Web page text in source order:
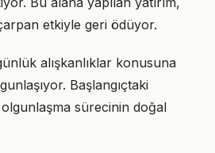
etkiyle geri ödüyor.
alışkanlıklar konusuna
Başlangıçtaki
olgunlaşma sürecinin doğal